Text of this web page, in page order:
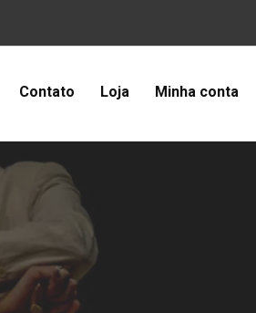
Contato Loja Minha conta